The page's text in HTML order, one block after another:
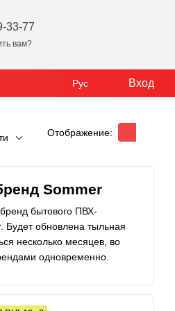
33-77
вам?
Рус Вход
Отображение:
Sommer
бытового ПВХ-
Будет обновлена ​​тыльная
несколько месяцев, во
одновременно.
крупнейшим в Украине